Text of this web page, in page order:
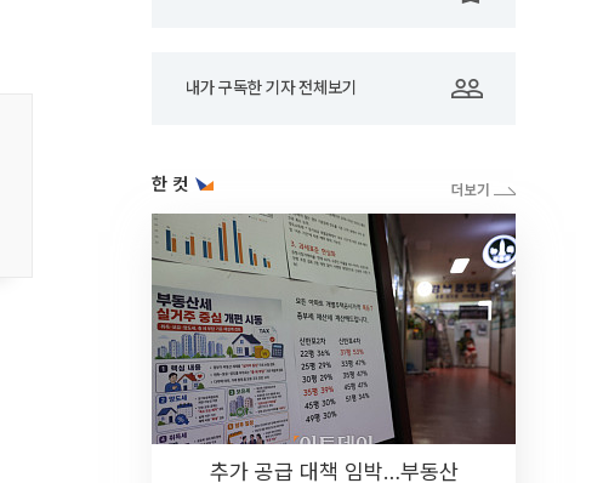
내가 구독한 기자 전체보기
한 컷
추가 공급 대책 임박…부동산